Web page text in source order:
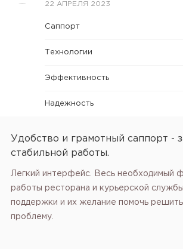
22 АПРЕЛЯ 2023
Саппорт
Технологии
Эффективность
Надежность
Удобство и грамотный саппорт -
стабильной работы.
Легкий интерфейс. Весь необходимый
работы ресторана и курьерской
поддержки и их желание помочь
проблему.